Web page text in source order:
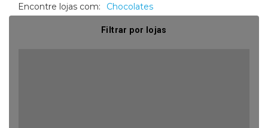
Encontre lojas com: Chocolates